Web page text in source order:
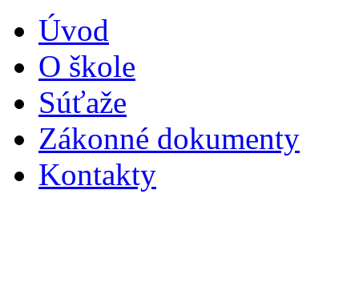
Úvod
O škole
Súťaže
Zákonné dokumenty
Kontakty